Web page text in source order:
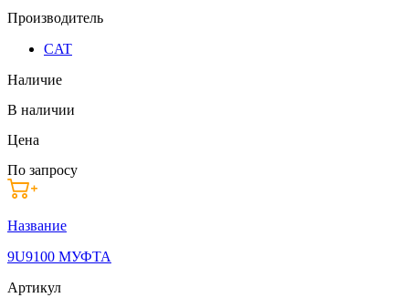
Производитель
CAT
Наличие
В наличии
Цена
По запросу
Название
9U9100 МУФТА
Артикул